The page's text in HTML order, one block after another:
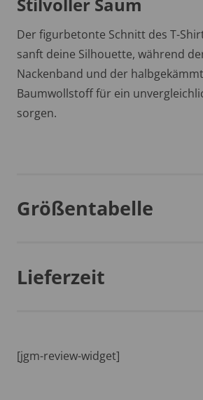
Der figurbetonte Schnitt des T-
sanft deine Silhouette, während
Nackenband und der
Baumwollstoff für ein
sorgen.
Größentabelle
Lieferzeit
[jgm-review-widget]